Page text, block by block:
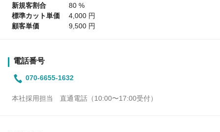
新規客割合
80 %
標準カット単価
4,000 円
顧客単価
9,500 円
電話番号
070-6655-1632
本社採用担当 直通電話（10:00〜17:00受付）